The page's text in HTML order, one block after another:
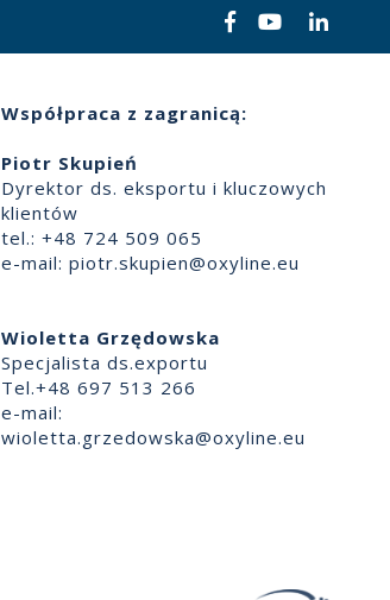
Współpraca z zagranicą:
Piotr Skupień
Dyrektor ds. eksportu i kluczowych
klientów
tel.: +48 724 509 065
e-mail: piotr.skupien@oxyline.eu
Wioletta Grzędowska
Specjalista ds.exportu
Tel.+48 697 513 266
e-mail:
wioletta.grzedowska@oxyline.eu